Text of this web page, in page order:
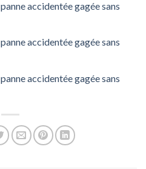
accidentée gagée sans
accidentée gagée sans
accidentée gagée sans